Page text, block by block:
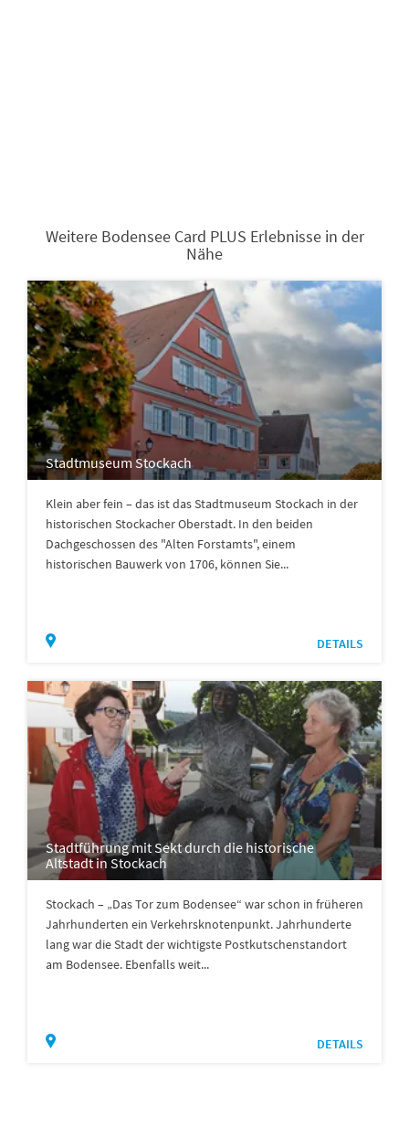
Weitere Bodensee Card PLUS Erlebnisse in der
Nähe
Stadtmuseum Stockach
Klein aber fein – das ist das Stadtmuseum Stockach in der
historischen Stockacher Oberstadt. In den beiden
Dachgeschossen des "Alten Forstamts", einem
historischen Bauwerk von 1706, können Sie...
DETAILS
Stadtführung mit Sekt durch die historische
Altstadt in Stockach
Stockach – „Das Tor zum Bodensee“ war schon in früheren
Jahrhunderten ein Verkehrsknotenpunkt. Jahrhunderte
lang war die Stadt der wichtigste Postkutschenstandort
am Bodensee. Ebenfalls weit...
DETAILS